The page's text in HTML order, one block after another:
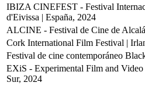
IBIZA CINEFEST - Festival
d'Eivissa | España, 2024
ALCINE - Festival de Cine de
Cork International Film Festival |
Festival de cine contemporáneo
EXiS - Experimental Film and Video
Sur, 2024